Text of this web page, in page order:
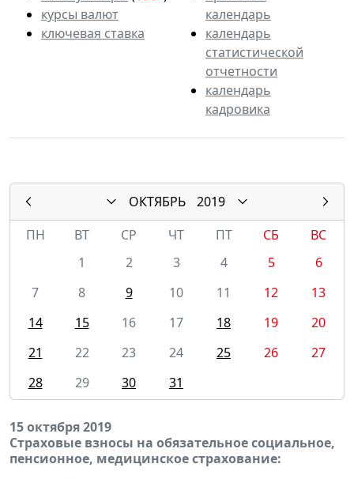
курсы валют
ключевая ставка
календарь
календарь
статистической
отчетности
календарь
кадровика
ОКТЯБРЬ
2019
ПН
ВТ СР ЧТ ПТ СБ
ВС
1
2 3 4 5
6
7
8 9 10 11 12
13
14
15 16 17 18 19
20
21
22 23 24 25 26
27
28
29 30 31
15 октября 2019
Страховые взносы на обязательное социальное,
пенсионное, медицинское страхование: